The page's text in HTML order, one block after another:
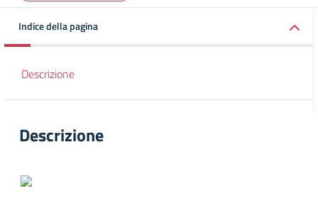
Indice della pagina
Descrizione
Descrizione